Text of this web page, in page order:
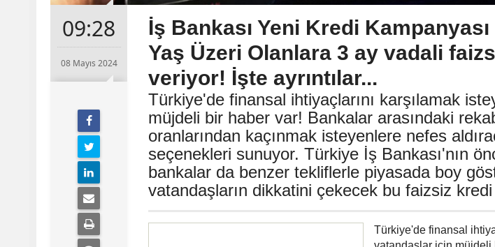
09:28
08 Mayıs 2024
İş Bankası Yeni Kredi
Yaş Üzeri Olanlara 3 ay vadali
veriyor! İşte ayrıntılar...
Türkiye'de finansal ihtiyaçlarını karşılamak
müjdeli bir haber var! Bankalar arasındaki
oranlarından kaçınmak isteyenlere nefes
seçenekleri sunuyor. Türkiye İş Bankası'nın
bankalar da benzer tekliflerle piyasada boy
vatandaşların dikkatini çekecek bu faizsiz kredi
Türkiye'de finansal